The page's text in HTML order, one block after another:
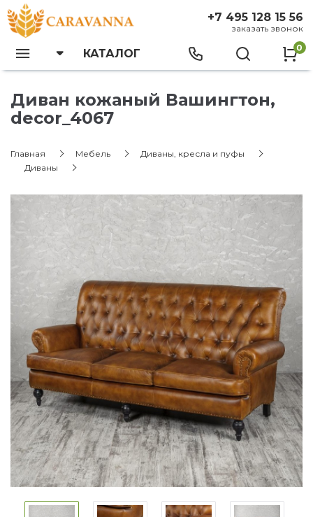
+7 495 128 15 56
заказать звонок
КАТАЛОГ 0
Диван кожаный Вашингтон,
decor_4067
Главная Мебель
Диваны, кресла и пуфы
Диваны